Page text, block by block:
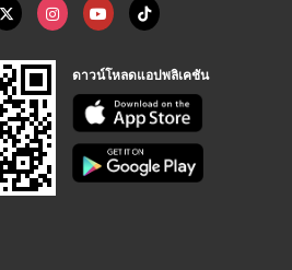
ดาวน์โหลดแอปพลิเคชัน